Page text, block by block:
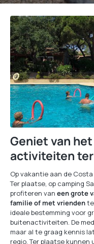
Geniet van
activiteiten
Op vakantie aan de
Ter plaatse, op camping
profiteren van een grote
familie of met vrienden
ideale bestemming voor
buitenactiviteiten. De
maar al te graag kennis
regio. Ter plaatse